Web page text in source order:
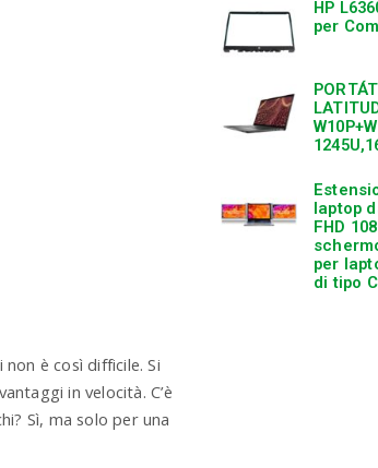
è così difficile. Si
in velocità. C’è
Sì, ma solo per una
HP
per
laptop
FHD
per
di tipo